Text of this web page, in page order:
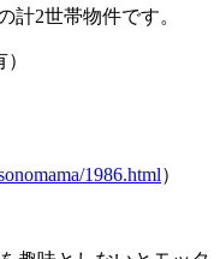
2世帯物件です。
1986.html）